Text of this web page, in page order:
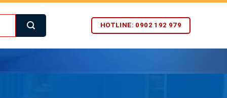
HOTLINE: 0902 192 979